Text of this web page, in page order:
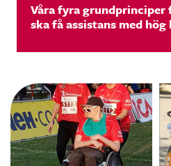
Våra fyra
ska få assistans med